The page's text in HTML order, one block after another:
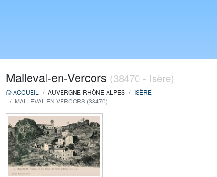
Malleval-en-Vercors (38470 - Isère)
ACCUEIL AUVERGNE-RHÔNE-ALPES
ISÈRE
MALLEVAL-EN-VERCORS (38470)